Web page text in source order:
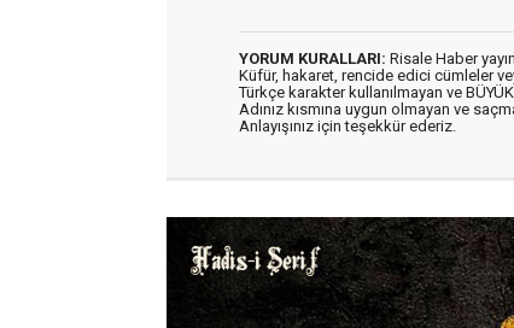
YORUM KURALLARI: Risale Haber
Küfür, hakaret, rencide edici cümleler
Türkçe karakter kullanılmayan ve
Adınız kısmına uygun olmayan ve
Anlayışınız için teşekkür ederiz.